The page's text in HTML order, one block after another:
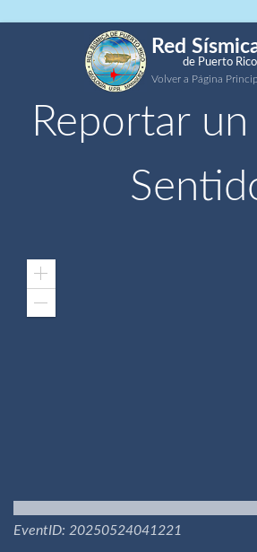
Red
de Puerto Rico
Volver a Página
Reportar
Zoom
EventID: 20250524041221